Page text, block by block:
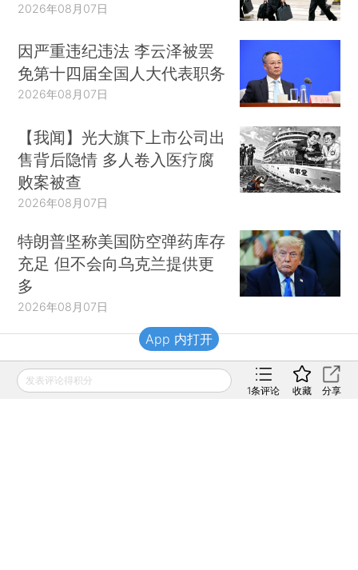
2026年08月07日
因严重违纪违法 李云泽被罢
免第十四届全国人大代表职务
2026年08月07日
【我闻】光大旗下上市公司出
售背后隐情 多人卷入医疗腐
败案被查
2026年08月07日
特朗普坚称美国防空弹药库存
充足 但不会向乌克兰提供更
多
2026年08月07日
财新移动
发表评论得积分
1条评论 收藏 分享
App 内打开